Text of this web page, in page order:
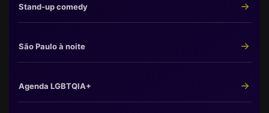
Stand-up comedy
São Paulo à noite
Agenda LGBTQIA+